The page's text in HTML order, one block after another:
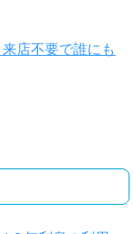
店不要で誰にも